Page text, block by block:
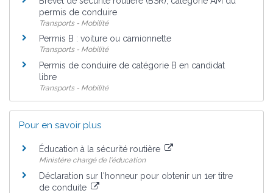
permis de conduire
Transports - Mobilité
Permis B : voiture ou camionnette
Transports - Mobilité
Permis de conduire de catégorie B en candidat
libre
Transports - Mobilité
Pour en savoir plus
Éducation à la sécurité routière
Ministère chargé de l'éducation
Déclaration sur l'honneur pour obtenir un 1er titre
de conduite